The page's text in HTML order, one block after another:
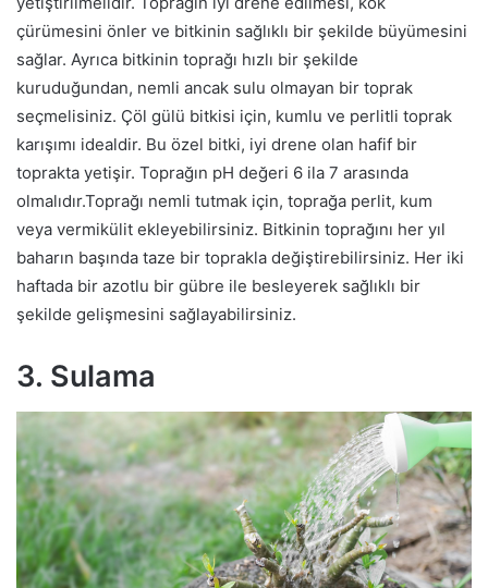
çürümesini önler ve bitkinin sağlıklı bir şekilde büyümesini
sağlar. Ayrıca bitkinin toprağı hızlı bir şekilde
kuruduğundan, nemli ancak sulu olmayan bir toprak
seçmelisiniz. Çöl gülü bitkisi için, kumlu ve perlitli toprak
karışımı idealdir. Bu özel bitki, iyi drene olan hafif bir
toprakta yetişir. Toprağın pH değeri 6 ila 7 arasında
olmalıdır.Toprağı nemli tutmak için, toprağa perlit, kum
veya vermikülit ekleyebilirsiniz. Bitkinin toprağını her yıl
baharın başında taze bir toprakla değiştirebilirsiniz. Her iki
haftada bir azotlu bir gübre ile besleyerek sağlıklı bir
şekilde gelişmesini sağlayabilirsiniz.
3. Sulama